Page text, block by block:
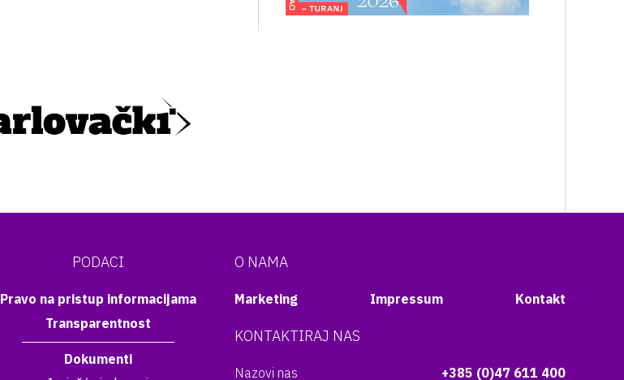
PODACI
Pravo na pristup informacijama
Transparentnost
Dokumenti
O NAMA
Marketing Impressum Kontakt
KONTAKTIRAJ NAS
Nazovi nas +385 (0)47 611 400